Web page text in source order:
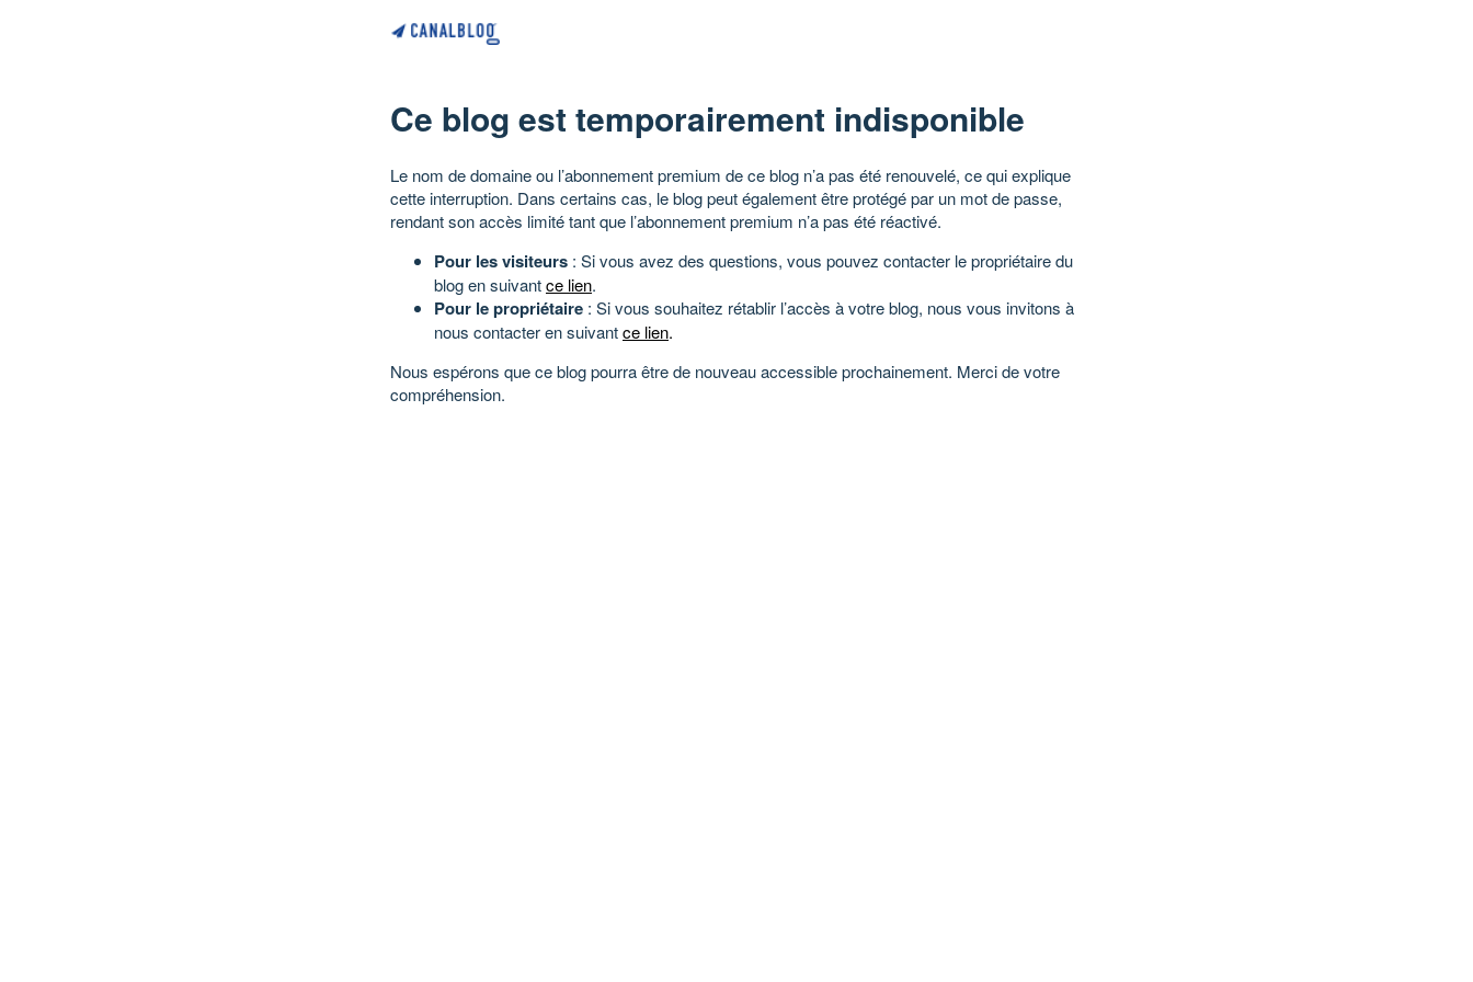
Ce blog est temporairement indisponible
Le nom de domaine ou l’abonnement premium de ce blog n’a pas été renouvelé, ce qui explique
cette interruption. Dans certains cas, le blog peut également être protégé par un mot de passe,
rendant son accès limité tant que l’abonnement premium n’a pas été réactivé.
Pour les visiteurs : Si vous avez des questions, vous pouvez contacter le propriétaire du
blog en suivantce lien.
Pour le propriétaire : Si vous souhaitez rétablir l’accès à votre blog, nous vous invitons à
nous contacter en suivantce lien.
Nous espérons que ce blog pourra être de nouveau accessible prochainement. Merci de votre
compréhension.